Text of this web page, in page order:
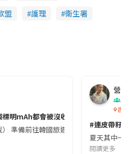
盟 護理
衞生署
明mAh都會被沒收😱出發前切記檢查
） 準備前往韓國旅遊的民眾，近期要
營養
香港
#連皮帶籽
夏天其中一
閱讀更多